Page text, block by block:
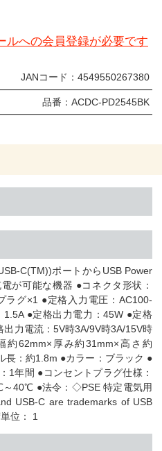
ルへの会員登録が必要です
JANコード： 4549550267380
品番： ACDC-PD2545BK
C(TM))ポートからUSB Power
が可能な機器 ●コネクタ形状：
ラグ×1 ●定格入力電圧：AC100-
●定格出力電力：45W ●定格
力電流：5V時3A/9V時3A/15V時
約62mm×厚み約31mm×高さ約
長：約1.8m ●カラー：ブラック ●
1年間 ●コンセントプラグ仕様：
40℃ ●法令：◇PSE 特定電気用
USB-C are trademarks of USB
位： 1